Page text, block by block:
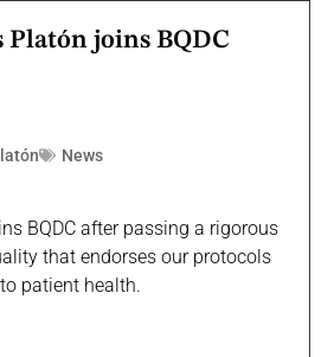
Platón joins BQDC
News
BQDC after passing a rigorous
that endorses our protocols
patient health.